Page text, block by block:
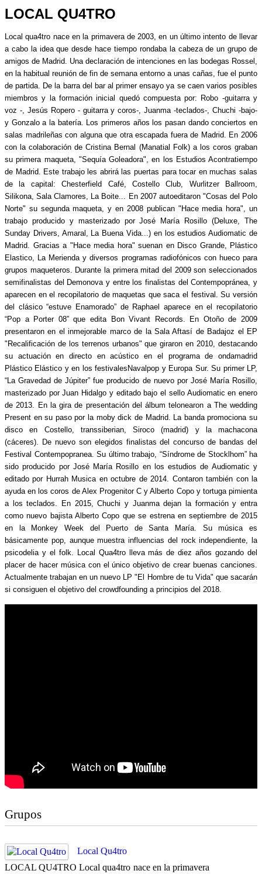
LOCAL QU4TRO
Local qua4tro nace en la primavera de 2003, en un último intento de llevar
a cabo la idea que desde hace tiempo rondaba la cabeza de un grupo de
amigos de Madrid. Una declaración de intenciones en las bodegas Rossel,
en la habitual reunión de fin de semana entorno a unas cañas, fue el punto
de partida. De la barra del bar al primer ensayo ya se caen varios posibles
miembros y la formación inicial quedó compuesta por: Robo -guitarra y
voz -, Jesús Ropero - guitarra y coros-, Juanma -teclados-, Chuchi -bajo-
y Gonzalo a la batería. Los primeros años los pasan dando conciertos en
salas madrileñas con alguna que otra escapada fuera de Madrid. En 2006
con la colaboración de Cristina Bernal (Manatial Folk) a los coros graban
su primera maqueta, "Sequía Goleadora", en los Estudios Acontratiempo
de Madrid. Este trabajo les abrirá las puertas para tocar en muchas salas
de la capital: Chesterfield Café, Costello Club, Wurlitzer Ballroom,
Silikona, Sala Clamores, La Boite... En 2007 autoeditaron "Cosas del Polo
Norte" su segunda maqueta, y en 2008 publican "Hace media hora", un
trabajo producido y masterizado por José María Rosillo (Deluxe, The
Sunday Drivers, Amaral, La Buena Vida...) en los estudios Audiomatic de
Madrid. Gracias a "Hace media hora" suenan en Disco Grande, Plástico
Elastico, La Merienda y diversos programas radiofónicos con hueco para
grupos maqueteros. Durante la primera mitad del 2009 son seleccionados
semifinalistas del Demonova y entre los finalistas del Contempopránea, y
aparecen en el recopilatorio de maquetas que saca el festival. Su versión
del clásico “estuve Enamorado” de Raphael aparece en el recopilatorio
“Pop a Porter 08” que edita Bon Vivant Records. En Otoño de 2009
presentaron en el inmejorable marco de la Sala Aftasí de Badajoz el EP
"Recalificación de los terrenos urbanos" que giraron en 2010, destacando
su actuación en directo en acústico en el programa de ondamadrid
Plástico Elástico y en los festivalesNavalpop y Europa Sur. Su primer LP,
“La Gravedad de Júpiter” fue producido de nuevo por José María Rosillo,
masterizado por Juan Hidalgo y editado bajo el sello Audiomatic en enero
de 2013. En la gira de presentación del álbum telonearon a The wedding
Present en su paso por la moby dick de Madrid. La banda promociona su
disco en Costello, transsiberian, Siroco (madrid) y la machacona
(cáceres). De nuevo son elegidos finalistas del concurso de bandas del
Festival Contempopranea. Su último trabajo, “Síndrome de Stocklhom” ha
sido producido por José María Rosillo en los estudios de Audiomatic y
editado por Hurrah Musica en octubre de 2014. Contaron también con la
ayuda en los coros de Alex Progenitor C y Alberto Copo y tortuga pimienta
a los teclados. En 2015, Chuchi y Juanma dejan la formación y entra
como nuevo bajista Alberto Copo que se estrena en septiembre de 2015
en la Monkey Week del Puerto de Santa María. Su música es
básicamente pop, aunque muestra influencias del rock independiente, la
psicodelia y el folk. Local Qua4tro lleva más de diez años gozando del
placer de hacer música con el único objetivo de crear buenas canciones.
Actualmente trabajan en un nuevo LP "El Hombre de tu Vida" que sacarán
si consiguen el objetivo del crowdfounding a principios del 2018.
Grupos
Local Qu4tro
LOCAL QU4TRO Local qua4tro nace en la primavera